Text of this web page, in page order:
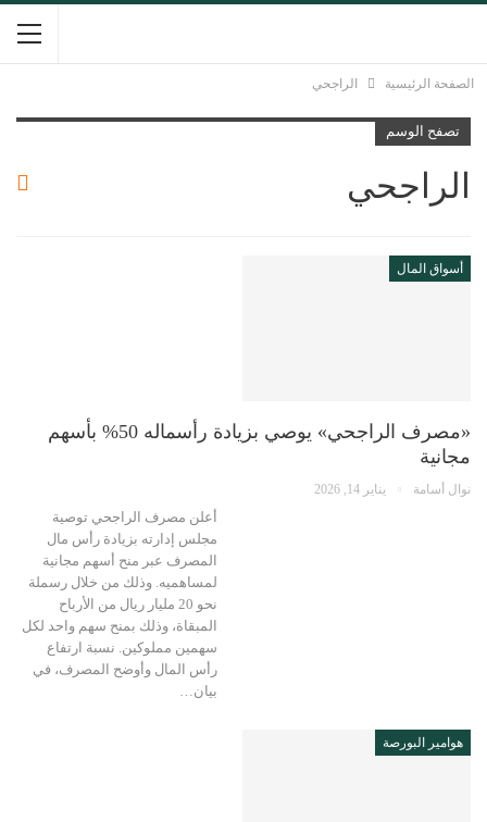
الصفحة الرئيسية الراجحي
تصفح الوسم
الراجحي
أسواق المال
«مصرف الراجحي» يوصي بزيادة رأسماله 50% بأسهم
مجانية
نوال أسامة يناير 14, 2026
أعلن مصرف الراجحي توصية
مجلس إدارته بزيادة رأس مال
المصرف عبر منح أسهم مجانية
لمساهميه. وذلك من خلال رسملة
نحو 20 مليار ريال من الأرباح
المبقاة، وذلك بمنح سهم واحد لكل
سهمين مملوكين. نسبة ارتفاع
رأس المال وأوضح المصرف، في
بيان…
هوامير البورصة